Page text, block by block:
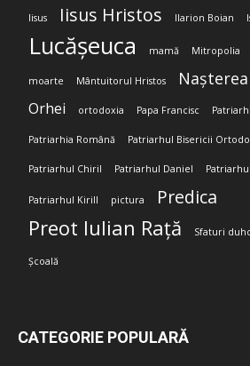
Iisus Iisus Hristos Ilarion Boian
Lucășeuca mamă Mitropolia
moarte Mântuitorul Hristos
Orhei ortodoxia Papa Francisc
Patriarhia Română Patriarhul Bisericii
Patriarhul Chiril Patriarhul Daniel
Patriarhul Kirill pictura Predica
Preot Iulian Rață Sfaturi
Școală
CATEGORIE POPULARĂ